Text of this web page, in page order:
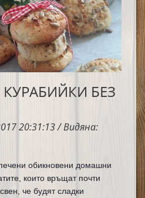
БЕЗ
20:31:13 / Видяна:
обикновени домашни
които връщат почти
че будят сладки